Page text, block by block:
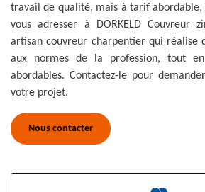
travail de qualité, mais à tarif
vous adresser à DORKELD Couvreur
artisan couvreur charpentier qui réalise
aux normes de la profession, tout
abordables. Contactez-le pour
votre projet.
Nous contacter